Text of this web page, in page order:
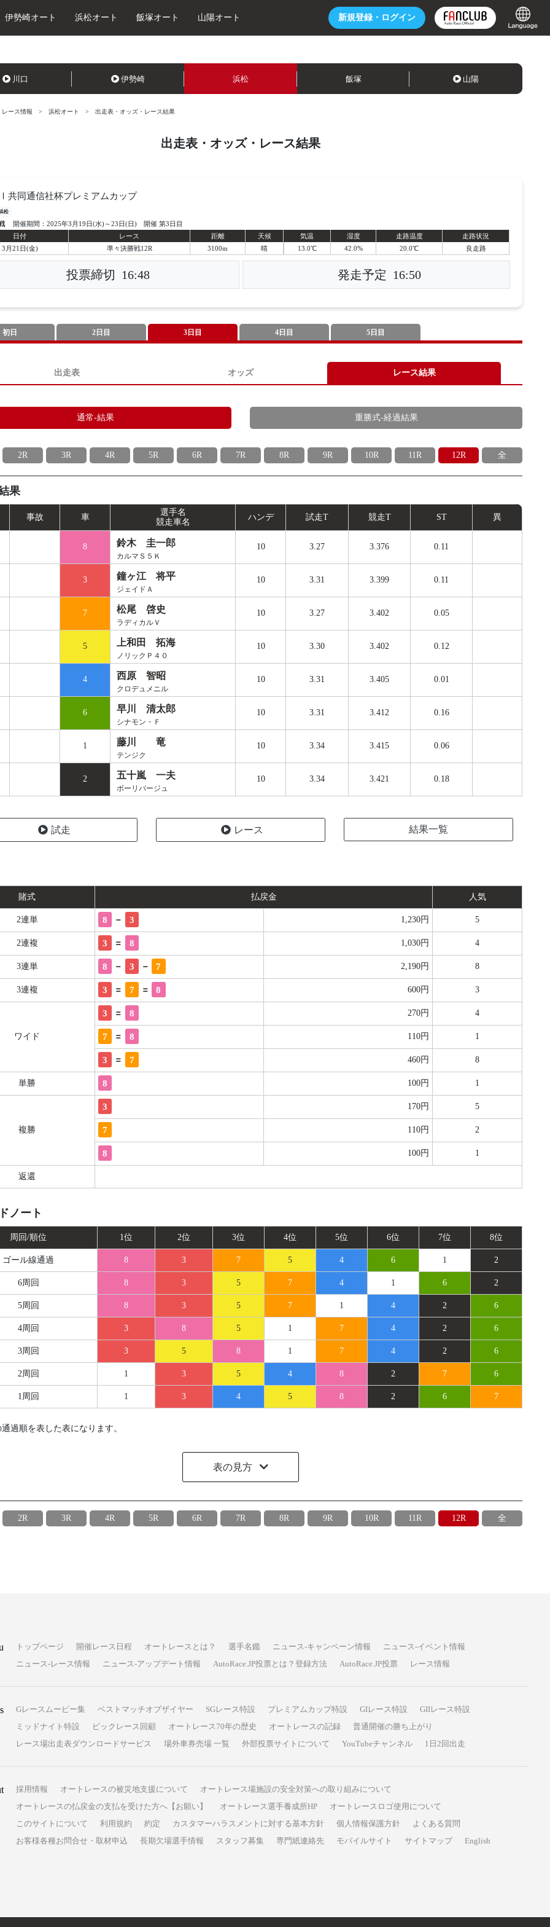
新規登録・ ログイン
伊勢崎オート 浜松オート 飯塚オート 山陽オート
川口 伊勢崎 浜松 飯塚 山陽
レース情報 浜松オート 出走表・オッズ・レース結果
出走表・オッズ・レース結果
共同通信社杯プレミアムカップ
松
開催期間：2025年3月19日(水)～23日(日) 開催 第3日目
日付
レース 距離
天候
3月21日(金)
準々決勝戦12R 3100m 晴
気温 湿度 走路温度
走路状況
13.0℃
42.0% 20.0℃ 良走路
投票締切 16:48 発走予定 16:50
初日 2日目 3日目 4日目 5日目
出走表 オッズ レース結果
通常-結果 重勝式-経過結果
2R 3R 4R 5R 6R 7R 8R 9R 10R 11R 12R 全
果
事故 車
選手名
競走車名
ハンデ 試走T 競走T ST 異
8 鈴木 圭一郎
カルマＳ５Ｋ
10 3.27 3.376 0.11
3 鐘ヶ江 将平
ジェイドＡ
10 3.31 3.399 0.11
7 松尾 啓史
ラディカルＶ
10 3.27 3.402 0.05
5 上和田 拓海
ノリックＰ４０
10 3.30 3.402 0.12
4 西原 智昭
クロデュメニル
10 3.31 3.405 0.01
6 早川 清太郎
シナモン・Ｆ
10 3.31 3.412 0.16
1 藤川 竜
テンジク
10 3.34 3.415 0.06
2 五十嵐 一夫
ボーリバージュ
10 3.34 3.421 0.18
試走 レース 結果一覧
賭式 払戻金 人気
2連単 8 - 3 1,230円 5
2連複 3 = 8 1,030円 4
3連単 8 - 3 - 7 2,190円 8
3連複 3 = 7 = 8 600円 3
ワイド
3 = 8 270円 4
7 = 8 110円 1
3 = 7 460円 8
単勝 8 100円 1
複勝
3 170円 5
7 110円 2
8 100円 1
返還
ノート
周回/順位 1位 2位 3位 4位 5位 6位 7位 8位
ゴール線通過 8 3 7 5 4 6 1 2
6周回 8 3 5 7 4 1 6 2
5周回 8 3 5 7 1 4 2 6
4周回 3 8 5 1 7 4 2 6
3周回 3 5 8 1 7 4 2 6
2周回 1 3 5 4 8 2 7 6
1周回 1 3 4 5 8 2 6 7
過順を表した表になります。
表の見方
2R 3R 4R 5R 6R 7R 8R 9R 10R 11R 12R 全
トップページ 開催レース日程 オートレースとは？ 選手名鑑 ニュース-キャンペーン情報
ニュース-イベント情報
ニュース-レース情報
ニュース-アップデート情報 AutoRace.JP投票とは？登録方法 AutoRace.JP投票 レース情報
Gレースムービー集 ベストマッチオブザイヤー SGレース特設 プレミアムカップ特設 GIレース特設
GIIレース特設
ミッドナイト特設
ビックレース回顧 オートレース70年の歴史 オートレースの記録
普通開催の勝ち上がり
レース場出走表ダウンロードサービス
場外車券売場 一覧 外部投票サイトについて YouTubeチャンネル 1日2回出走
採用情報 オートレースの被災地支援について
オートレース場施設の安全対策への取り組みについて
オートレースの払戻金の支払を受けた方へ【お願い】
オートレース選手養成所HP
オートレースロゴ使用について
このサイトについて
利用規約 約定 カスタマーハラスメントに対する基本方針 個人情報保護方針
よくある質問
お客様各種お問合せ・取材申込
長期欠場選手情報 スタッフ募集 専門紙連絡先 モバイルサイト サイトマップ English